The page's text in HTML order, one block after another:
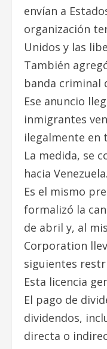
envían a
organización
Unidos y las
También
banda criminal
Ese anuncio
inmigrantes
ilegalmente en
La medida, se
hacia Venezuela.
Es el mismo
formalizó la
de abril y, al
Corporation
siguientes
Esta licencia
El pago de
dividendos,
directa o